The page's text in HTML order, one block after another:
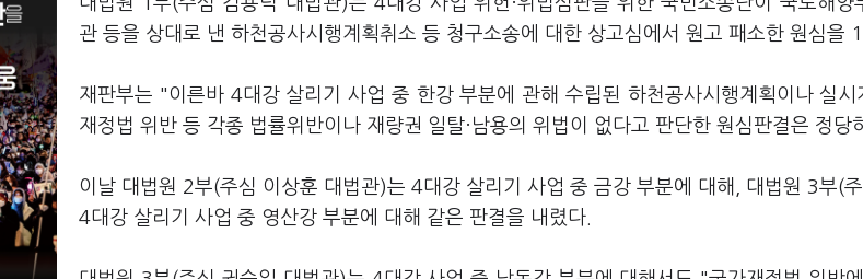
관 등을 상대로 낸 하천공사시행계획취소 등 청구소송에 대한 상고심에서 원고 패소한 원심을
재판부는 "이른바 4대강 살리기 사업 중 한강 부분에 관해 수립된 하천공사시행계획이나 실시
재정법 위반 등 각종 법률위반이나 재량권 일탈·남용의 위법이 없다고 판단한 원심판결은 정당
이날 대법원 2부(주심 이상훈 대법관)는 4대강 살리기 사업 중 금강 부분에 대해, 대법원 3부(
4대강 살리기 사업 중 영산강 부분에 대해 같은 판결을 내렸다.